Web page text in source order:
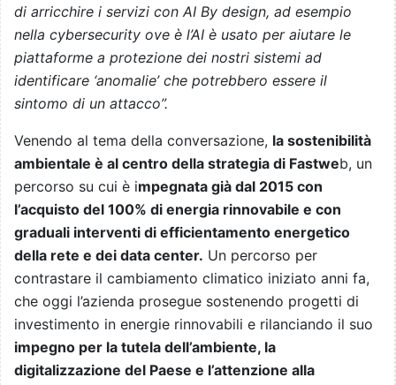
di arricchire i servizi con AI By design, ad esempio
nella cybersecurity ove è l’AI è usato per aiutare le
piattaforme a protezione dei nostri sistemi ad
identificare ‘anomalie’ che potrebbero essere il
sintomo di un attacco”.
Venendo al tema della conversazione, la sostenibilità
ambientale è al centro della strategia di Fastweb, un
percorso su cui è impegnata già dal 2015 con
l’acquisto del 100% di energia rinnovabile e con
graduali interventi di efficientamento energetico
della rete e dei data center. Un percorso per
contrastare il cambiamento climatico iniziato anni fa,
che oggi l’azienda prosegue sostenendo progetti di
investimento in energie rinnovabili e rilanciando il suo
impegno per la tutela dell’ambiente, la
digitalizzazione del Paese e l’attenzione alla